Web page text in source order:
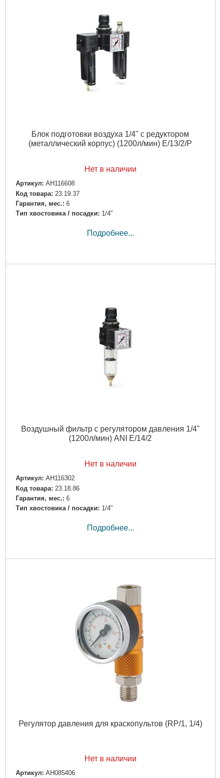
Блок подготовки воздуха 1/4" с редуктором
(металлический корпус) (1200л/мин) E/13/2/P
Нет в наличии
Артикул: AH116608
Код товара: 23.19.37
Гарантия, мес.: 6
Тип хвостовика / посадки: 1/4"
Подробнее...
Воздушный фильтр с регулятором давления 1/4"
(1200л/мин) ANI E/14/2
Нет в наличии
Артикул: AH116302
Код товара: 23.18.86
Гарантия, мес.: 6
Тип хвостовика / посадки: 1/4"
Подробнее...
Регулятор давления для краскопультов (RP/1, 1/4)
Нет в наличии
Артикул: AH085406